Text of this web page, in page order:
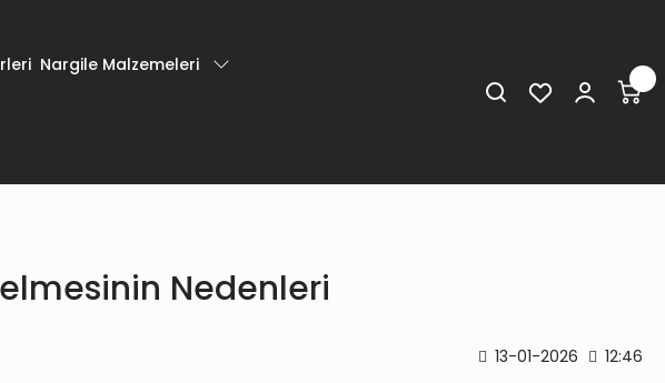
Nargile Malzemeleri
Nedenleri
13-01-2026 12:46